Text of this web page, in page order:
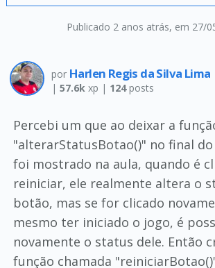
Publicado 2 anos atrás, em 27/
por Harlen Regis da Silva Lima
| 57.6kxp | 124posts
Percebi um que ao deixar a
"alterarStatusBotao()" no final
foi mostrado na aula, quando é
reiniciar, ele realmente altera o
botão, mas se for clicado
mesmo ter iniciado o jogo, é
novamente o status dele. Então
função chamada